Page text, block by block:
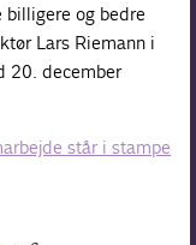
billigere og bedre
Lars Riemann i
20. december
står i stampe